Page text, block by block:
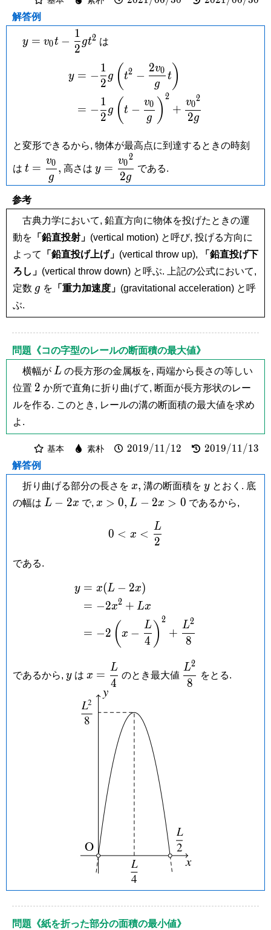
解答例
y = v_0t-
\dfrac{1}
y = v0t −
2
1
gt2 は
\begin{aligned} y &=
y = −
2
1
g (t2 −
g
2v0
t)
= −
2
1
g (t −
g
v0 ) 2
+
2g
v0
2
と変形できるから, 物体が最高点に到達するときの時刻
は
t =
\dfrac{v_0}
{g},
t =
g
v0 , 高さは\dfrac{v_0{}^2}
{2g}
y =
2g
v0
2
である.
参考
古典力学において, 鉛直方向に物体を投げたときの運
動を 「鉛直投射」 (vertical motion) と呼び, 投げる方向に
よって
「鉛直投げ上げ」 (vertical throw up),
「鉛直投げ下
ろし」 (vertical throw down) と呼ぶ. 上記の公式において,
定数 g
g を 「重力加速度」 (gravitational acceleration) と呼
ぶ.
問題《コの字型のレールの断面積の最大値》
横幅が L
L の長方形の金属板を, 両端から長さの等しい
位置 2
2 か所で直角に折り曲げて, 断面が長方形状のレー
ルを作る. このとき, レールの溝の断面積の最大値を求め
よ.
基本 素朴 2019/11/12
2019/11/12 2019/11/13
2019/11/13
解答例
折り曲げる部分の長さを x,
x, 溝の断面積を y
yとおく. 底
の幅は L-
L − 2x で, x
x > 0, L-
>
L − 2x > 0 であるから,
0 < x < \frac{L}{2}
0 < x <
2
L
である.
\begin{aligned} y &=
y = x(L − 2x)
= −2x2 + Lx
= −2 ( x −
4
L ) 2
+
8
L2
であるから, yは \dfrac{L}
{4}
x =
4
L
のとき最大値
\dfrac{L^2}
{8}
8
L2
をとる.
問題《紙を折った部分の面積の最小値》